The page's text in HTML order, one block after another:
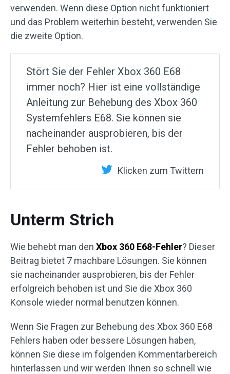
verwenden. Wenn diese Option nicht funktioniert
und das Problem weiterhin besteht, verwenden Sie
die zweite Option.
Stört Sie der Fehler Xbox 360 E68
immer noch? Hier ist eine vollständige
Anleitung zur Behebung des Xbox 360
Systemfehlers E68. Sie können sie
nacheinander ausprobieren, bis der
Fehler behoben ist.
Klicken zum Twittern
Unterm Strich
Wie behebt man den Xbox 360 E68-Fehler? Dieser
Beitrag bietet 7 machbare Lösungen. Sie können
sie nacheinander ausprobieren, bis der Fehler
erfolgreich behoben ist und Sie die Xbox 360
Konsole wieder normal benutzen können.
Wenn Sie Fragen zur Behebung des Xbox 360 E68
Fehlers haben oder bessere Lösungen haben,
können Sie diese im folgenden Kommentarbereich
hinterlassen und wir werden Ihnen so schnell wie